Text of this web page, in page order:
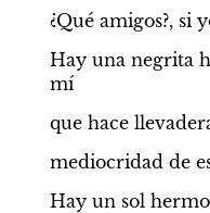
¿Qué amigos?, si
Hay una negrita
mí
que hace
mediocridad de
Hay un sol